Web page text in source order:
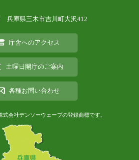
兵庫県三木市吉川町大沢412
庁舎へのアクセス
土曜日開庁のご案内
各種お問い合わせ
式会社デンソーウェーブの登録商標です。